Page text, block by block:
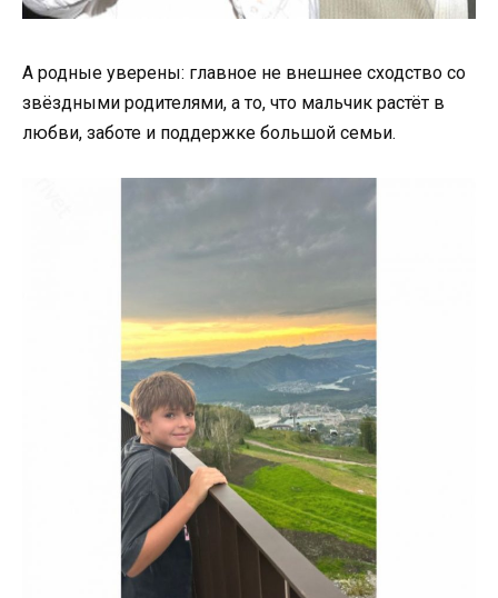
А родные уверены: главное не внешнее сходство со
звёздными родителями, а то, что мальчик растёт в
любви, заботе и поддержке большой семьи.